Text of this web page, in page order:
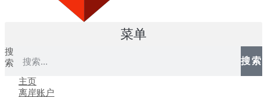
菜单
搜
索
搜索
主页
离岸账户